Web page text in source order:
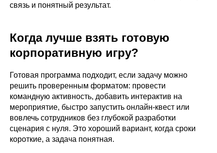
связь и понятный результат.
Когда лучше взять готовую
корпоративную игру?
Готовая программа подходит, если задачу можно
решить проверенным форматом: провести
командную активность, добавить интерактив на
мероприятие, быстро запустить онлайн-квест или
вовлечь сотрудников без глубокой разработки
сценария с нуля. Это хороший вариант, когда сроки
короткие, а задача понятная.